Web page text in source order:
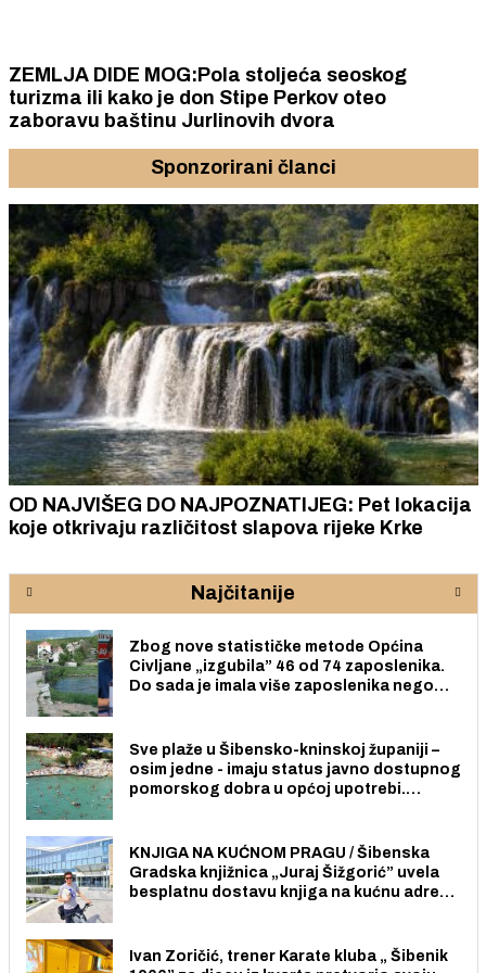
ZEMLJA DIDE MOG:Pola stoljeća seoskog
turizma ili kako je don Stipe Perkov oteo
zaboravu baštinu Jurlinovih dvora
Sponzorirani članci
OD NAJVIŠEG DO NAJPOZNATIJEG: Pet lokacija
koje otkrivaju različitost slapova rijeke Krke
Najčitanije
Zbog nove statističke metode Općina
Civljane „izgubila” 46 od 74 zaposlenika.
Do sada je imala više zaposlenika nego
Sve plaže u Šibensko-kninskoj županiji –
osim jedne - imaju status javno dostupnog
pomorskog dobra u općoj upotrebi.
KNJIGA NA KUĆNOM PRAGU / Šibenska
Gradska knjižnica „Juraj Šižgorić” uvela
besplatnu dostavu knjiga na kućnu adresu
Ivan Zoričić, trener Karate kluba „ Šibenik